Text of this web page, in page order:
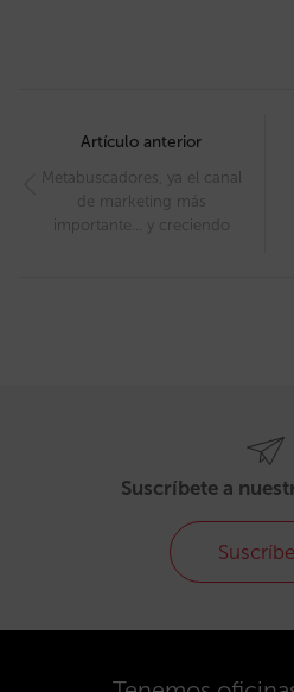
navigation
Artículo anterior
Metabuscadores, ya el canal
de marketing más
importante… y creciendo
Suscríbete a